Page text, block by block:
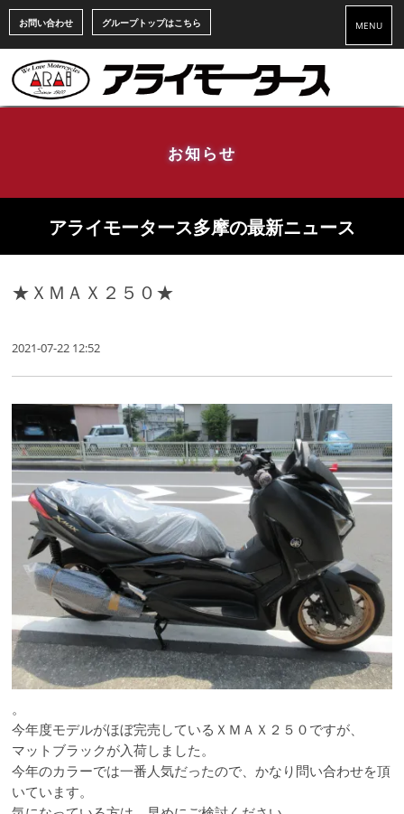
お問い合わせ グループトップはこちら MENU
お知らせ
アライモータース多摩の最新ニュース
★ＸＭＡＸ２５０★
2021-07-22 12:52
。
今年度モデルがほぼ完売しているＸＭＡＸ２５０ですが、
マットブラックが入荷しました。
今年のカラーでは一番人気だったので、かなり問い合わせを頂
いています。